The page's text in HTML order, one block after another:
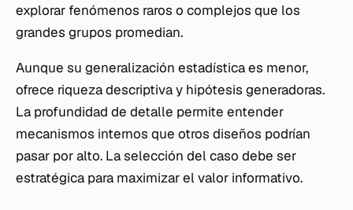
explorar fenómenos raros o complejos que los
grandes grupos promedian.
Aunque su generalización estadística es menor,
ofrece riqueza descriptiva y hipótesis generadoras.
La profundidad de detalle permite entender
mecanismos internos que otros diseños podrían
pasar por alto. La selección del caso debe ser
estratégica para maximizar el valor informativo.